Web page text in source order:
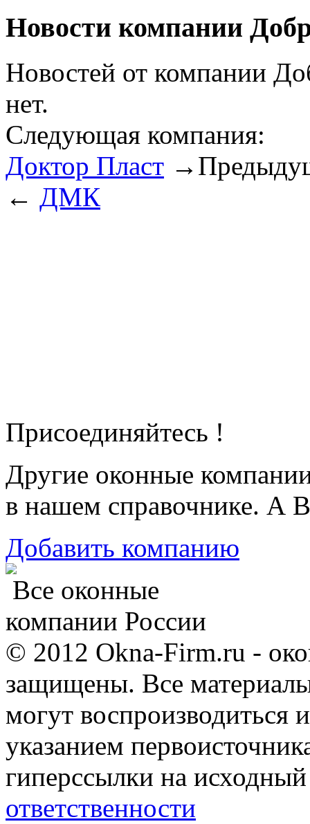
Новости компании
Новостей от компании
нет.
Следующая компания:
Доктор Пласт →
← ДМК
Присоединяйтесь !
Другие оконные
в нашем справочнике. А
Добавить компанию
Все оконные
компании России
© 2012 Okna-Firm.ru -
защищены. Все
могут воспроизводиться
указанием
гиперссылки на
ответственности